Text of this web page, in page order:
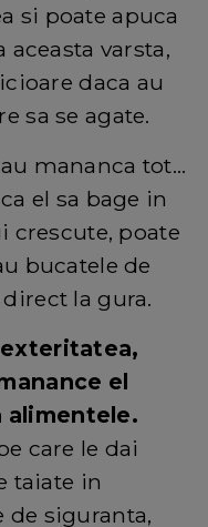
si poate apuca
varsta,
daca au
sa se agate.
mananca tot...
el sa bage in
poate
bucatele de
la gura.
el
alimentele.
care le dai
taiate in
siguranta,